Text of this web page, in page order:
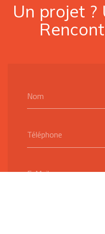
Un projet ?
Nom
Téléphone
E-Mail